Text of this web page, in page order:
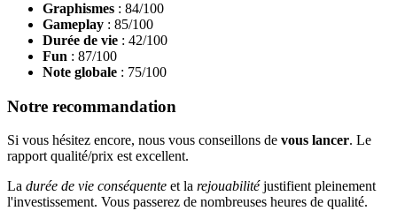
Graphismes : 84/100
Gameplay : 85/100
Durée de vie : 42/100
Fun : 87/100
Note globale : 75/100
Notre recommandation
Si vous hésitez encore, nous vous conseillons de vous lancer. Le
rapport qualité/prix est excellent.
La durée de vie conséquente et la rejouabilitéjustifient pleinement
l'investissement. Vous passerez de nombreuses heures de qualité.